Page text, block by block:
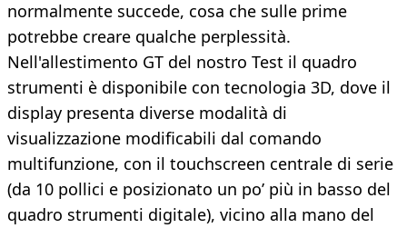
normalmente succede, cosa che sulle prime
potrebbe creare qualche perplessità.
Nell'allestimento GT del nostro Test il quadro
strumenti è disponibile con tecnologia 3D, dove il
display presenta diverse modalità di
visualizzazione modificabili dal comando
multifunzione, con il touchscreen centrale di serie
(da 10 pollici e posizionato un po’ più in basso del
quadro strumenti digitale), vicino alla mano del